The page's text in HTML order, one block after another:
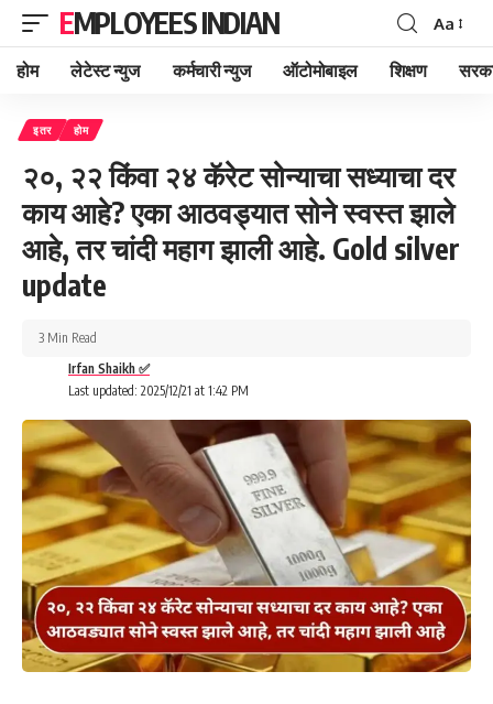
EMPLOYEES INDIAN
Font
Resizer
Aa
होम लेटेस्ट न्युज कर्मचारी न्युज ऑटोमोबाइल शिक्षण
इतर होम
२०, २२ किंवा २४ कॅरेट सोन्याचा सध्याचा दर
काय आहे? एका आठवड्यात सोने स्वस्त झाले
आहे, तर चांदी महाग झाली आहे. Gold silver
update
Last updated: 2025/12/21 at 1:42 PM
Irfan Shaikh ✅
3 Min Read